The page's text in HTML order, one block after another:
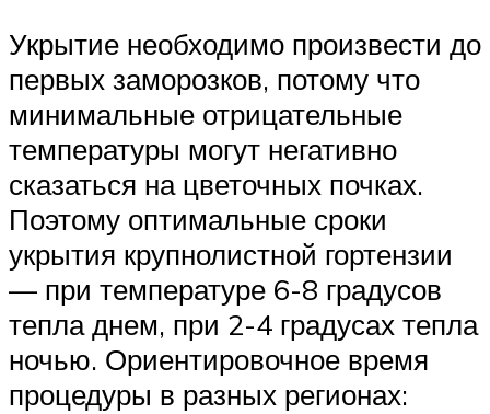
Укрытие необходимо произвести до
первых заморозков, потому что
минимальные отрицательные
температуры могут негативно
сказаться на цветочных почках.
Поэтому оптимальные сроки
укрытия крупнолистной гортензии
— при температуре 6-8 градусов
тепла днем, при 2-4 градусах тепла
ночью. Ориентировочное время
процедуры в разных регионах: